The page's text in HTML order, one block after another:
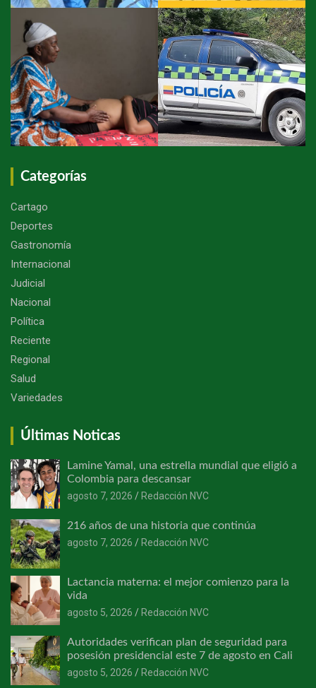
Categorías
Cartago
Deportes
Gastronomía
Internacional
Judicial
Nacional
Política
Reciente
Regional
Salud
Variedades
Últimas Noticas
Lamine Yamal, una estrella mundial que eligió a
Colombia para descansar
agosto 7, 2026
Redacción NVC
216 años de una historia que continúa
agosto 7, 2026
Redacción NVC
Lactancia materna: el mejor comienzo para la
vida
agosto 5, 2026
Redacción NVC
Autoridades verifican plan de seguridad para
posesión presidencial este 7 de agosto en Cali
agosto 5, 2026
Redacción NVC